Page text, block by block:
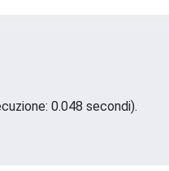
0.048 secondi).